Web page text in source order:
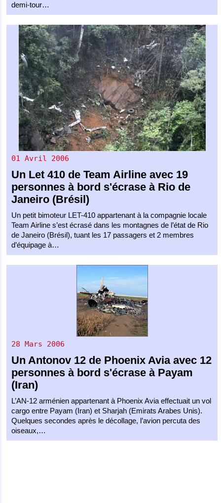
demi-tour…
01 Avril 2006
Un Let 410 deTeam Airline avec 19
personnes à bord s'écrase à Rio de
Janeiro (Brésil)
Un petit bimoteur LET-410 appartenant à la compagnie locale
Team Airline s’est écrasé dans les montagnes de l’état de Rio
de Janeiro (Brésil), tuant les 17 passagers et 2 membres
d’équipage à…
28 Mars 2006
UnAntonov 12 de Phoenix Aviaavec 12
personnes à bord s'écrase à Payam
(Iran)
L’AN-12 arménien appartenant à Phoenix Avia effectuait un vol
cargo entre Payam (Iran) et Sharjah (Emirats Arabes Unis).
Quelques secondes après le décollage, l’avion percuta des
oiseaux,…